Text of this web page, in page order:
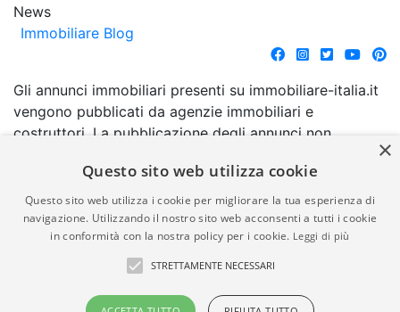
News
Immobiliare Blog
Gli annunci immobiliari presenti su immobiliare-italia.it
vengono pubblicati da agenzie immobiliari e
costruttori. La pubblicazione degli annunci non
immobiliare-italia.it nè implica alcuna forma di
garanzia da parte di quest'ultima. immobiliare-italia.it
quindi non è responsabile della veridicità, della
correttezza, della completezza, della normativa in
materia di privacy e/o di alcun altro aspetto dei
×
Questo sito web utilizza cookie
Questo sito web utilizza i cookie per migliorare la tua esperienza di
navigazione. Utilizzando il nostro sito web acconsenti a tutti i cookie
in conformità con la nostra policy per i cookie. Leggi di più
STRETTAMENTE NECESSARI